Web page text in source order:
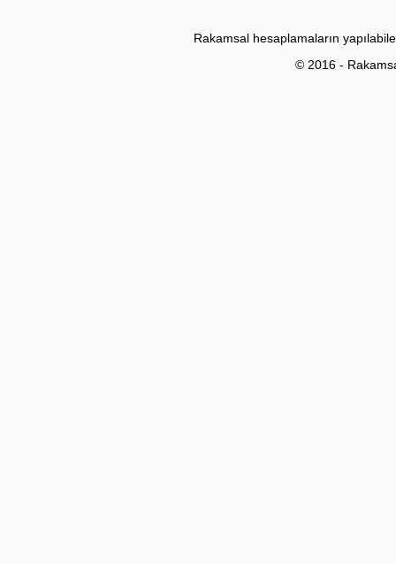
Rakamsal hesaplamaların
© 2016 -